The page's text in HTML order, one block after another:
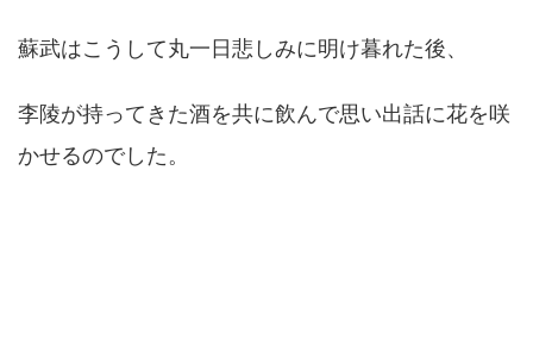
蘇武はこうして丸一日悲しみに明け暮れた後、
李陵が持ってきた酒を共に飲んで思い出話に花を咲
かせるのでした。